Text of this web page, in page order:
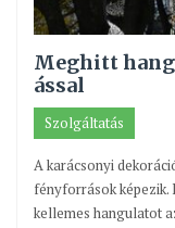
Meghitt
ással
Szolgáltatás
A karácsonyi
fényforrások
kellemes hangulatot